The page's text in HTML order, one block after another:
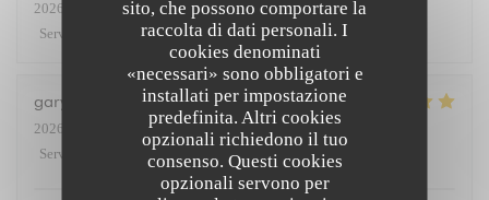
sito, che possono comportare la
raccolta di dati personali. I
cookies denominati
«necessari» sono obbligatori e
installati per impostazione
predefinita. Altri cookies
opzionali richiedono il tuo
consenso. Questi cookies
opzionali servono per
2026-07-27
- 19:30 - Ospiti 3
Servizio
Atmosfera: 5 /5 Cucina: 4/5 Qualità / Prezzo
gary
2026-07-23
- 19:30 - Ospiti 2
Servizio
Atmosfera Cucina : 5 Qualità / Prezzo